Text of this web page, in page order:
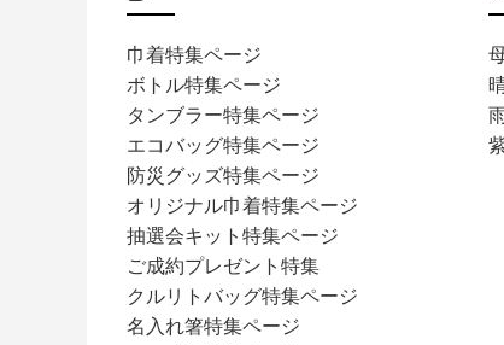
巾着特集ページ
ボトル特集ページ
タンブラー特集ページ
エコバッグ特集ページ
防災グッズ特集ページ
オリジナル巾着特集ページ
抽選会キット特集ページ
ご成約プレゼント特集
クルリトバッグ特集ページ
名入れ箸特集ページ